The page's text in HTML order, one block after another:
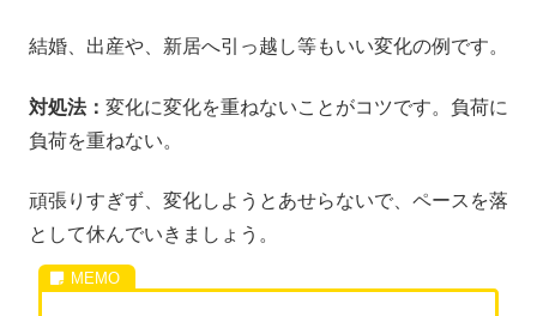
結婚、出産や、新居へ引っ越し等もいい変化の例です。
対処法： 変化に変化を重ねないことがコツです。負荷に
負荷を重ねない。
頑張りすぎず、変化しようとあせらないで、ペースを落
として休んでいきましょう。